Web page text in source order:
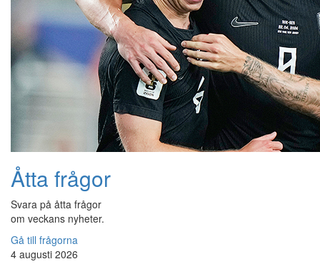
Åtta frågor
Svara på åtta frågor
om veckans nyheter.
Gå till frågorna
4 augusti 2026